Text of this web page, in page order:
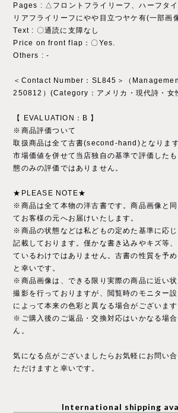
Pages : △フロントフライリーフ、ハーフタイ
リアフライリーフにやや目立つヤケ有(一部画
Text : 〇通読に支障なし
Price on front flap：〇Yes.
Others : ‐
＜Contact Number：SL845＞（
250812）(Category：アメリカ・現代詩・女
【 EVALUATION：B 】
※商品評価ついて
取扱商品は全て古書(second-hand)となりま
市場価値を併せて当店独自の基準で評価した
態のみの評価ではありません。
★PLEASE NOTE★
※商品は全て本物の洋古書です。商品画像と
てお客様の元へお届けいたします。
※商品の状態などは私どもの定めた基準に応
記載しております。僅かな書き込みやキズ等
ているわけではありません。古書の性質を予
と幸いです。
※商品画像は、できる限り実際の商品に近い
撮影を行っておりますが、閲覧時のモニター
によって本来の色彩と異なる場合がございます
※ご購入後のご返品・交換対応はいかなる場
ん。
気になる点がございましたらお気軽にお問い
ただけますと幸いです。
International shipping